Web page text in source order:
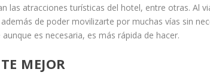
las atracciones turísticas del hotel, entre otras. Al
de poder movilizarte por muchas vías sin
es necesaria, es más rápida de hacer.
MEJOR